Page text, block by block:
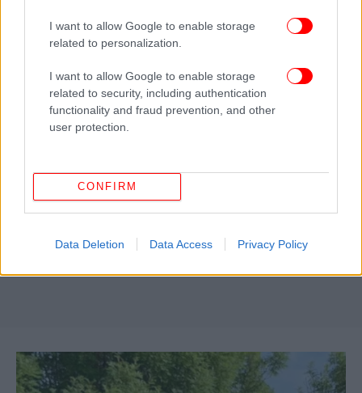
I want to allow Google to enable storage
related to personalization.
I want to allow Google to enable storage
related to security, including authentication
functionality and fraud prevention, and other
user protection.
CONFIRM
Data Deletion Data Access Privacy Policy
διάσημων πελατισσών του περιλαμβάνονται η
Γκουίνεθ Πάλτροου, η Σέλμα Μπλερ, η Νίνα